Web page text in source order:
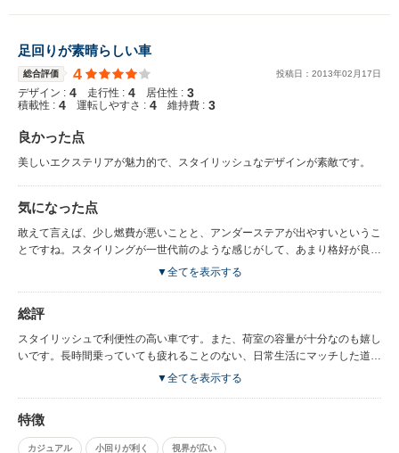
足回りが素晴らしい車
総合評価 4 投稿日： 2013年02 月 17日
デザイン : 4 走行性 : 4 居住性 : 3
積載性 : 4 運転しやすさ : 4 維持費 : 3
良かった点
美しいエクステリアが魅力的で、スタイリッシュなデザインが素敵です。
気になった点
敢えて言えば、少し燃費が悪いことと、アンダーステアが出やすいというこ
とですね。スタイリングが一世代前のような感じがして、あまり格好が良く
▼全てを表示する
総評
スタイリッシュで利便性の高い車です。また、荷室の容量が十分なのも嬉し
いです。長時間乗っていても疲れることのない、日常生活にマッチした道具
▼全てを表示する
特徴
カジュアル 小回りが利く 視界が広い